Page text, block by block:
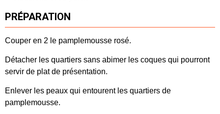
PRÉPARATION
Couper en 2 le pamplemousse rosé.
Détacher les quartiers sans abimer les coques qui pourront
servir de plat de présentation.
Enlever les peaux qui entourent les quartiers de
pamplemousse.